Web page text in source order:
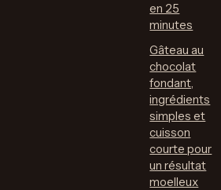
en 25
minutes
Gâteau au
chocolat
fondant,
ingrédients
simples et
cuisson
courte pour
un résultat
moelleux